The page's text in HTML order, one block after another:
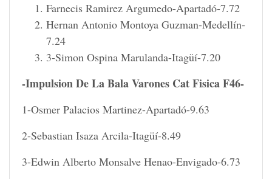
Farnecis Ramirez Argumedo-Apartadó-7.72
Hernan Antonio Montoya Guzman-Medellín-
7.24
3-Simon Ospina Marulanda-Itagüí-7.20
-Impulsion De La Bala Varones Cat Fisica F46-
1-Osmer Palacios Martinez-Apartadó-9.63
2-Sebastian Isaza Arcila-Itagüí-8.49
3-Edwin Alberto Monsalve Henao-Envigado-6.73